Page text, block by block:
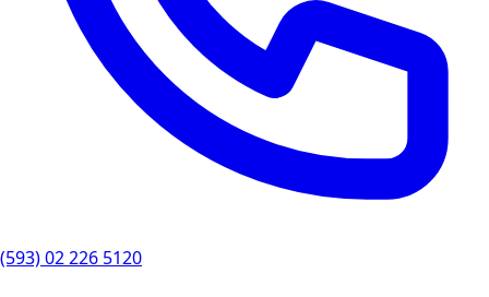
(593) 02 226 5120